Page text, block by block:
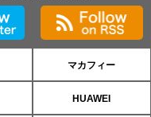
マカフィー
HUAWEI